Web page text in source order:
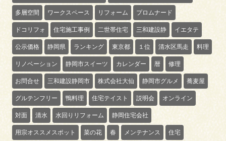
多層空間 ワークスペース リフォーム プロムナード
ドコリフォ 住宅施工事例 二世帯住宅 三和建設静 イエタテ
公示価格 静岡県 ランキング 東京都 １位 清水区馬走 料理
リノベーション 静岡市スイーツ カレンダー 暦 修理
お問合せ 三和建設静岡市 株式会社大仙 静岡市グルメ 蕎麦屋
グルテンフリー 鴨料理 住宅テイスト 説明会 オンライン
対面 清水 水回りリフォーム 静岡住宅会社
用宗オススメスポット 菜の花 春 メンテナンス 住宅